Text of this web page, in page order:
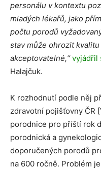
personálu v kontextu
mladých lékařů, jako
počtu porodů
stav může ohrozit
akceptovatelné,“vyjádřil
Halajčuk.
K rozhodnutí podle něj
zdravotní pojišťovny ČR
porodnice pro příští rok
porodnická a
doporučených porodů
na 600 ročně. Problém